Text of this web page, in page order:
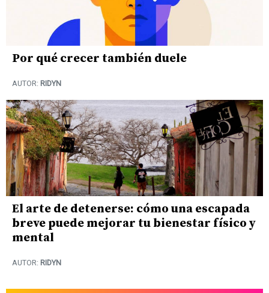
Por qué crecer también duele
AUTOR: RIDYN
El arte de detenerse: cómo una escapada
breve puede mejorar tu bienestar físico y
mental
AUTOR: RIDYN